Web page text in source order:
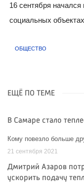
16 сентября
социальных
ОБЩЕСТВО
ЕЩЁ ПО ТЕМЕ
В Самаре стало
Кому повезло больше
21 сентября 2021
Дмитрий Азаров
ускорить подачу